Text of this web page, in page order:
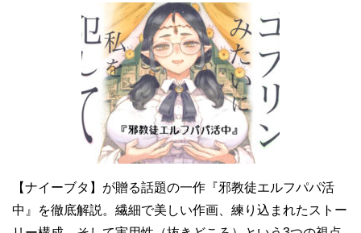
【ナイーブタ】が贈る話題の一作『邪教徒エルフパパ活
中』を徹底解説。繊細で美しい作画、練り込まれたストー